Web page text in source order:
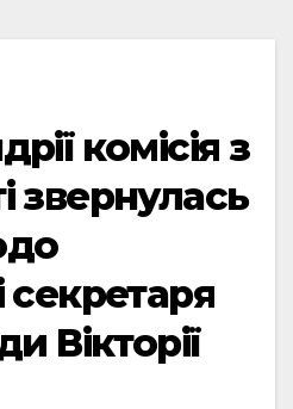
комісія з
звернулась
секретаря
Вікторії